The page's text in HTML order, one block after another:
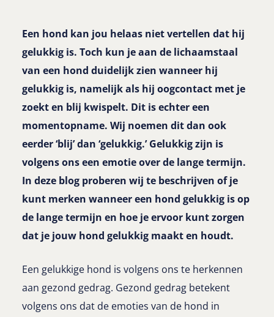
Een hond kan jou helaas niet vertellen dat hij
gelukkig is. Toch kun je aan de lichaamstaal
van een hond duidelijk zien wanneer hij
gelukkig is, namelijk als hij oogcontact met je
zoekt en blij kwispelt. Dit is echter een
momentopname. Wij noemen dit dan ook
eerder ‘blij’ dan ‘gelukkig.’ Gelukkig zijn is
volgens ons een emotie over de lange termijn.
In deze blog proberen wij te beschrijven of je
kunt merken wanneer een hond gelukkig is op
de lange termijn en hoe je ervoor kunt zorgen
dat je jouw hond gelukkig maakt en houdt.
Een gelukkige hond is volgens ons te herkennen
aan gezond gedrag. Gezond gedrag betekent
volgens ons dat de emoties van de hond in